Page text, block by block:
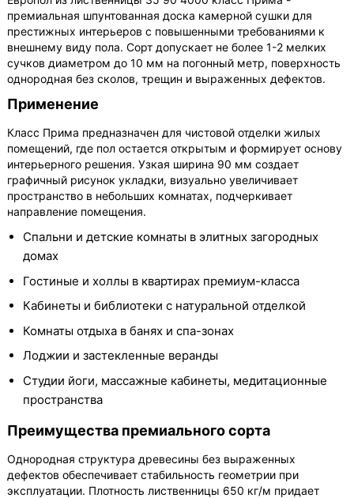
премиальная шпунтованная доска камерной сушки для
престижных интерьеров с повышенными требованиями к
внешнему виду пола. Сорт допускает не более 1-2 мелких
сучков диаметром до 10 мм на погонный метр, поверхность
однородная без сколов, трещин и выраженных дефектов.
Применение
Класс Прима предназначен для чистовой отделки жилых
помещений, где пол остается открытым и формирует основу
интерьерного решения. Узкая ширина 90 мм создает
графичный рисунок укладки, визуально увеличивает
пространство в небольших комнатах, подчеркивает
направление помещения.
Спальни и детские комнаты в элитных загородных
домах
Гостиные и холлы в квартирах премиум-класса
Кабинеты и библиотеки с натуральной отделкой
Комнаты отдыха в банях и спа-зонах
Лоджии и застекленные веранды
Студии йоги, массажные кабинеты, медитационные
пространства
Преимущества премиального сорта
Однородная структура древесины без выраженных
дефектов обеспечивает стабильность геометрии при
эксплуатации. Плотность лиственницы 650 кг/м придает